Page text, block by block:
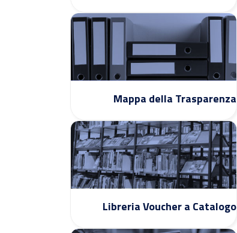
Mappa della Trasparenza
Libreria Voucher a Catalogo